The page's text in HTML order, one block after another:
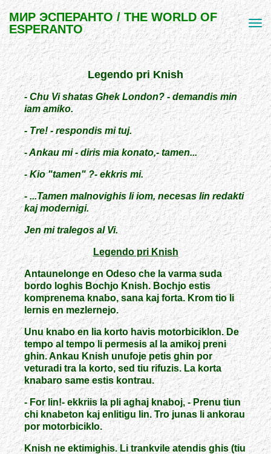
МИР ЭСПЕРАНТО / THE WORLD OF
ESPERANTO
Legendo pri Knish
- Chu Vi shatas Ghek London? - demandis min
iam amiko.
- Tre! - respondis mi tuj.
- Ankau mi - diris mia konato,- tamen...
- Kio "tamen" ?- ekkris mi.
- ...Tamen malnovighis li iom, necesas lin redakti
kaj modernigi.
Jen mi tralegos al Vi.
Legendo pri Knish
Antaunelonge en Odeso che la varma suda
bordo loghis Bochjo Knish. Bochjo estis
komprenema knabo, sana kaj forta. Krom tio li
lernis en mezlernejo.
Unu knabo en lia korto havis motorbiciklon. De
tempo al tempo li permesis al la amikoj preni
ghin. Ankau Knish unufoje petis ghin por
veturadi tra la korto, sed tiu rifuzis. La korta
knabaro same estis kontrau.
- For lin!- ekkriis la pli aghaj knaboj, - Prenu tiun
chi knabeton kaj enlitigu lin. Tro junas li ankorau
por motorbiciklo.
Knish ne ektimighis. Li trankvile atendis ghis (tiu